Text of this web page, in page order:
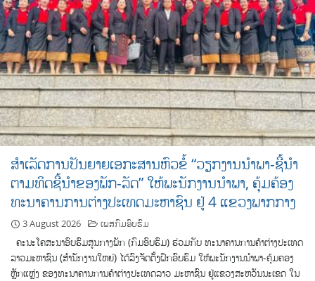
ສຳເລັດການປັນຍາຍເອກະສານຫົວຂໍ້ “ວຽກງານນຳພາ-ຊີ້ນຳ
ຕາມທິດຊີ້ນຳຂອງພັກ-ລັດ” ໃຫ້ພະນັກງານນຳພາ, ຄຸ້ມຄ້ອງ
ທະນາຄານການຕ່າງປະເທດມະຫາຊົນ ຢູ່ 4 ແຂວງພາກກາງ
3 August 2026 ເພສກົມອົບຮົມ
ຄະນະໂຄສະນາອົບຮົມສູນກາງພັກ (ກົມອົບຮົມ) ຮ່ວມກັບ ທະນາຄານການຄ້າຕ່າງປະເທດ
ລາວມະຫາຊົນ (ສໍານັກງານໃຫຍ່) ໄດ້ລົງຈັດຕັ້ງຝຶກອົບຮົມ ໃຫ້ພະນັກງານນຳພາ-ຄຸ້ມຄອງ
ຫຼັກແຫຼ່ງ ຂອງທະນາຄານການຄ້າຕ່າງປະເທດລາວ ມະຫາຊົນ ຢູ່ແຂວງສະຫວັນນະເຂດ ໃນ